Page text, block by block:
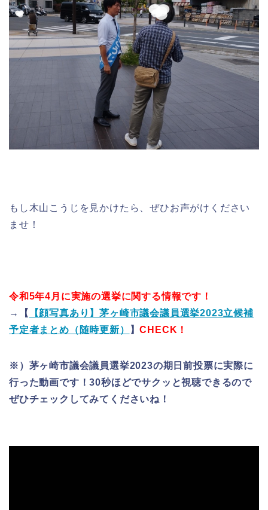
もし木山こうじを見かけたら、ぜひお声がけください
ませ！
令和5年4月に実施の選挙に関する情報です！
→【
【顔写真あり】茅ヶ崎市議会議員選挙2023立候補
予定者まとめ（随時更新）
】CHECK！
※）茅ヶ崎市議会議員選挙2023の期日前投票に実際に
行った動画です！30秒ほどでサクッと視聴できるので
ぜひチェックしてみてくださいね！